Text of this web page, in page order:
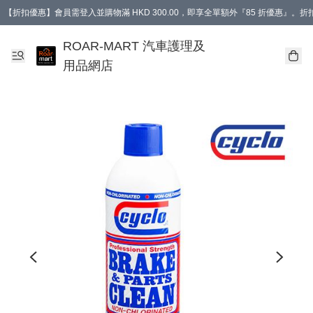
【折扣優惠】會員需登入並購物滿 HKD 300.00，即享全單額外『85 折優惠』。
【會員禮遇】會員消費滿 HKD 400.00，即可獲贈【德國LIQUI MOLY 汽車風口香
ROAR-MART 汽車護理及
用品網店